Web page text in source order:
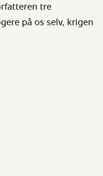
tre
på os selv, krigen